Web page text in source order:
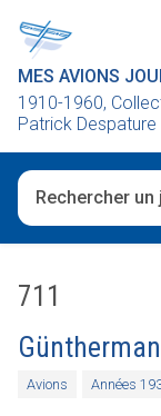
MES AVIONS
1910-1960,
Patrick Despature
711
Avions Années